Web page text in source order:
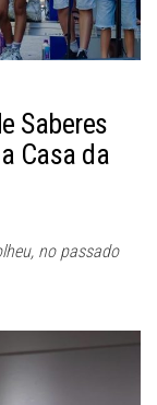
Saberes
Casa da
no passado